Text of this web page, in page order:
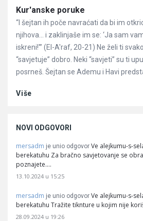
Članci
Kur'anske poruke
“I šejtan ih poče navraćati da bi im
njihova… i zaklinjaše im se: ‘Ja sam
iskreni!'” (El-A'raf, 20-21) Ne želi ti
“savjetuje” dobro. Neki “savjeti” su ti
posrneš. Šejtan se Ademu i Havi
Više
NOVI ODGOVORI
mersadm je unio odgovor Ve alejkumu-s-
berekatuhu Za bračno savjetovanje se
poznajete.…
13.10.2024 u 15:25
mersadm je unio odgovor Ve alejkumu-s-
berekatuhu Tražite tiknture u kojim nije
28.09.2024 u 19:26